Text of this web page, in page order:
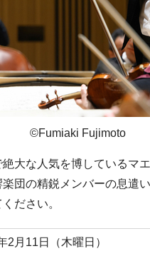
©Fumiaki Fujimoto
大な人気を博しているマ
団の精鋭メンバーの息遣
ださい。
2月11日（木曜日）